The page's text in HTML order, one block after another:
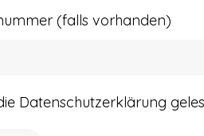
(falls vorhanden)
Datenschutzerklärung